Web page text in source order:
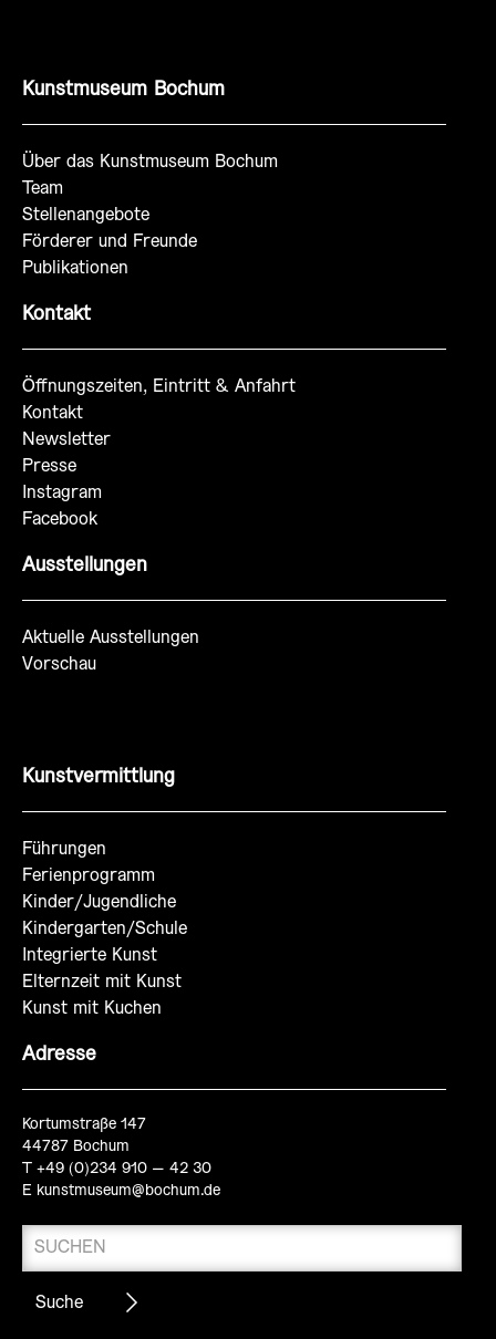
Kunstmuseum Bochum
Über das Kunstmuseum Bochum
Team
Stellenangebote
Förderer und Freunde
Publikationen
Kontakt
Öffnungszeiten, Eintritt & Anfahrt
Kontakt
Newsletter
Presse
Instagram
Facebook
Ausstellungen
Aktuelle Ausstellungen
Vorschau
Kunstvermittlung
Führungen
Ferienprogramm
Kinder/Jugendliche
Kindergarten/Schule
Integrierte Kunst
Elternzeit mit Kunst
Kunst mit Kuchen
Adresse
Kortumstraße 147
44787 Bochum
T +49 (0)234 910 – 42 30
E kunstmuseum@bochum.de